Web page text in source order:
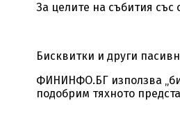
За целите на събития
Бисквитки и други
ФИНИНФО.БГ използва
подобрим тяхното